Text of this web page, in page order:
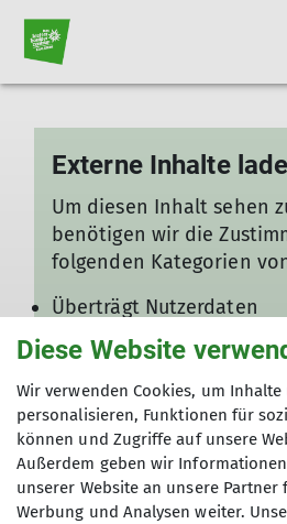
Externe Inhalte
Um diesen Inhalt sehen
benötigen wir die
folgenden Kategorien
Überträgt Nutzerdaten
Technisch notwendig
Ich will den Inhalt sehen
Gut zu wissen: Die
jederzeit in den
Einstellungenangepasst
Diese Website
Wir verwenden Cookies, um Inhalte
personalisieren, Funktionen für
können und Zugriffe auf unsere
Außerdem geben wir
unserer Website an unsere Partner
Werbung und Analysen weiter.